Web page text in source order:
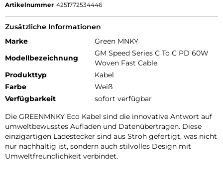
Artikelnummer 4251772534446
Zusätzliche Informationen
Marke
Green MNKY
Modellbezeichnung
GM Speed Series C To C PD 60W
Woven Fast Cable
Produkttyp
Kabel
Farbe
Weiß
Verfügbarkeit
sofort verfügbar
Die GREENMNKY Eco Kabel sind die innovative Antwort auf
umweltbewusstes Aufladen und Datenübertragen. Diese
einzigartigen Ladestecker sind aus Stroh gefertigt, was nicht
nur nachhaltig ist, sondern auch stilvolles Design mit
Umweltfreundlichkeit verbindet.